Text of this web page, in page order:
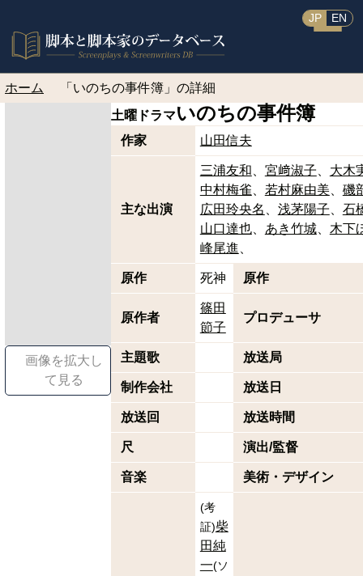
JP EN
ホーム 「いのちの事件簿」の詳細
画像を拡大し
て見る
土曜ドラマいのちの事件簿
作家 山田信夫
主な出演
三浦友和 宮﨑淑子
大木
中村梅雀
若村麻由美
磯
広田玲央名
浅茅陽子
石
山口達也
あき竹城
木下
峰尾進
原作 死神 原作
原作者
篠田
節子
プロデューサ
主題歌 放送局
制作会社 放送日
放送回 放送時間
尺 演出/監督
音楽 美術・デザイン
(考
証)柴
田純
一(ソ